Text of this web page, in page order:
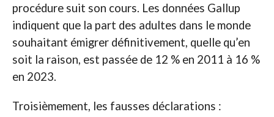
procédure suit son cours. Les données Gallup
indiquent que la part des adultes dans le monde
souhaitant émigrer définitivement, quelle qu’en
soit la raison, est passée de 12 % en 2011 à 16 %
en 2023.
Troisièmement, les fausses déclarations :